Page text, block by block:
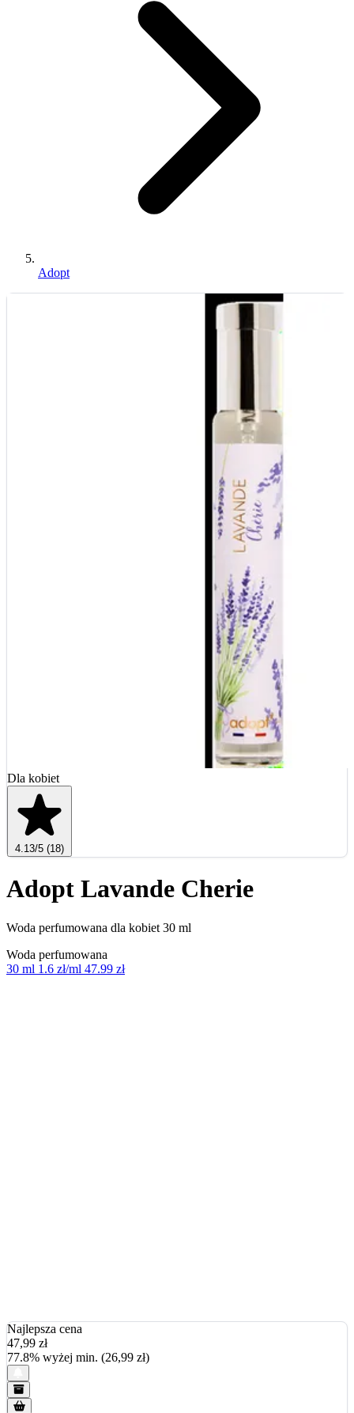
Adopt
Dla kobiet
4.13/5 (18)
Adopt Lavande Cherie
Woda perfumowana dla kobiet 30 ml
Woda perfumowana
30 ml 1.6 zł/ml 47.99 zł
Najlepsza cena
47,99 zł
77.8% wyżej min. (26,99 zł)